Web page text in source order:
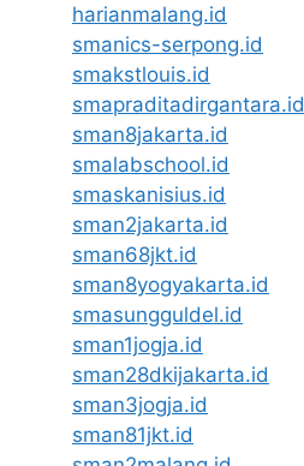
harianmalang.id
smanics-serpong.id
smakstlouis.id
smapraditadirgantara.id
sman8jakarta.id
smalabschool.id
smaskanisius.id
sman2jakarta.id
sman68jkt.id
sman8yogyakarta.id
smasungguldel.id
sman1jogja.id
sman28dkijakarta.id
sman3jogja.id
sman81jkt.id